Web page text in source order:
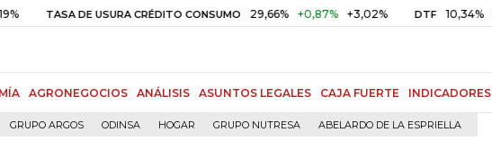
TASA DE USURA CRÉDITO CONSUMO 29,66% +0,87% +3,02% DTF 10,34% +0,10%
AGRONEGOCIOS ANÁLISIS ASUNTOS LEGALES CAJA FUERTE INDICADORES
GRUPO ARGOS ODINSA HOGAR GRUPO NUTRESA ABELARDO DE LA ESPRIELLA